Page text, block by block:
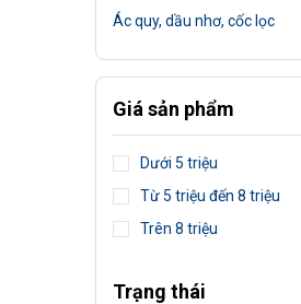
Ác quy, dầu nhơ, cốc lọc
Giá sản phẩm
Dưới 5 triệu
Từ 5 triệu đến 8 triệu
Trên 8 triệu
Trạng thái